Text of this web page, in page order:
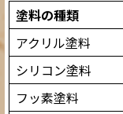
塗料の種類
アクリル塗料
シリコン塗料
フッ素塗料